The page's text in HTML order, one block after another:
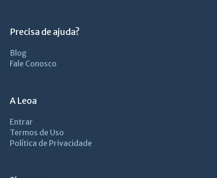
Precisa de ajuda?
Blog
Fale Conosco
A Leoa
Entrar
Termos de Uso
Política de Privacidade